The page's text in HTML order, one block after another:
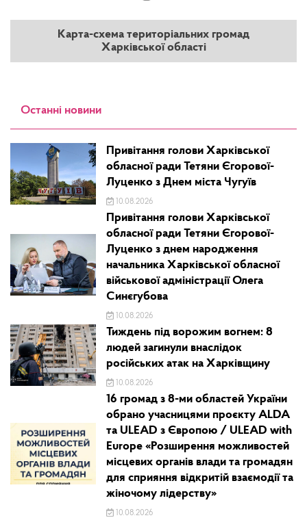
Карта-схема територіальних громад
Харківської області
Останні новини
Привітання голови Харківської
обласної ради Тетяни Єгорової-
Луценко з Днем міста Чугуїв
10.08.2026
Привітання голови Харківської
обласної ради Тетяни Єгорової-
Луценко з днем народження
начальника Харківської обласної
військової адміністрації Олега
Синєгубова
10.08.2026
Тиждень під ворожим вогнем: 8
людей загинули внаслідок
російських атак на Харківщину
10.08.2026
16 громад з 8-ми областей України
обрано учасницями проєкту ALDA
та ULEAD з Європою / ULEAD with
Europe «Розширення можливостей
місцевих органів влади та громадян
для сприяння відкритій взаємодії та
жіночому лідерству»
10.08.2026